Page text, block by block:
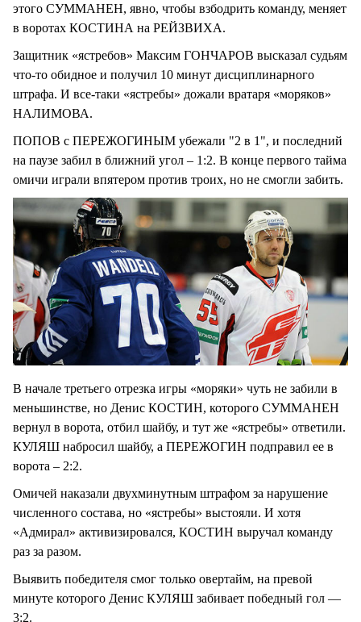
этого СУММАНЕН, явно, чтобы взбодрить команду, меняет
в воротах КОСТИНА на РЕЙЗВИХА.
Защитник «ястребов» Максим ГОНЧАРОВ высказал судьям
что-то обидное и получил 10 минут дисциплинарного
штрафа. И все-таки «ястребы» дожали вратаря «моряков»
НАЛИМОВА.
ПОПОВ с ПЕРЕЖОГИНЫМ убежали "2 в 1", и последний
на паузе забил в ближний угол – 1:2. В конце первого тайма
омичи играли впятером против троих, но не смогли забить.
В начале третьего отрезка игры «моряки» чуть не забили в
меньшинстве, но Денис КОСТИН, которого СУММАНЕН
вернул в ворота, отбил шайбу, и тут же «ястребы» ответили.
КУЛЯШ набросил шайбу, а ПЕРЕЖОГИН подправил ее в
ворота – 2:2.
Омичей наказали двухминутным штрафом за нарушение
численного состава, но «ястребы» выстояли. И хотя
«Адмирал» активизировался, КОСТИН выручал команду
раз за разом.
Выявить победителя смог только овертайм, на превой
минуте которого Денис КУЛЯШ забивает победный гол —
3:2.